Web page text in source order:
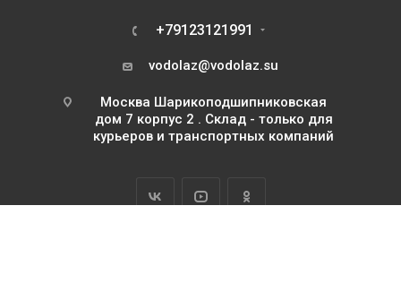
+79123121991
vodolaz@vodolaz.su
Москва Шарикоподшипниковская
дом 7 корпус 2 . Склад - только для
курьеров и транспортных компаний